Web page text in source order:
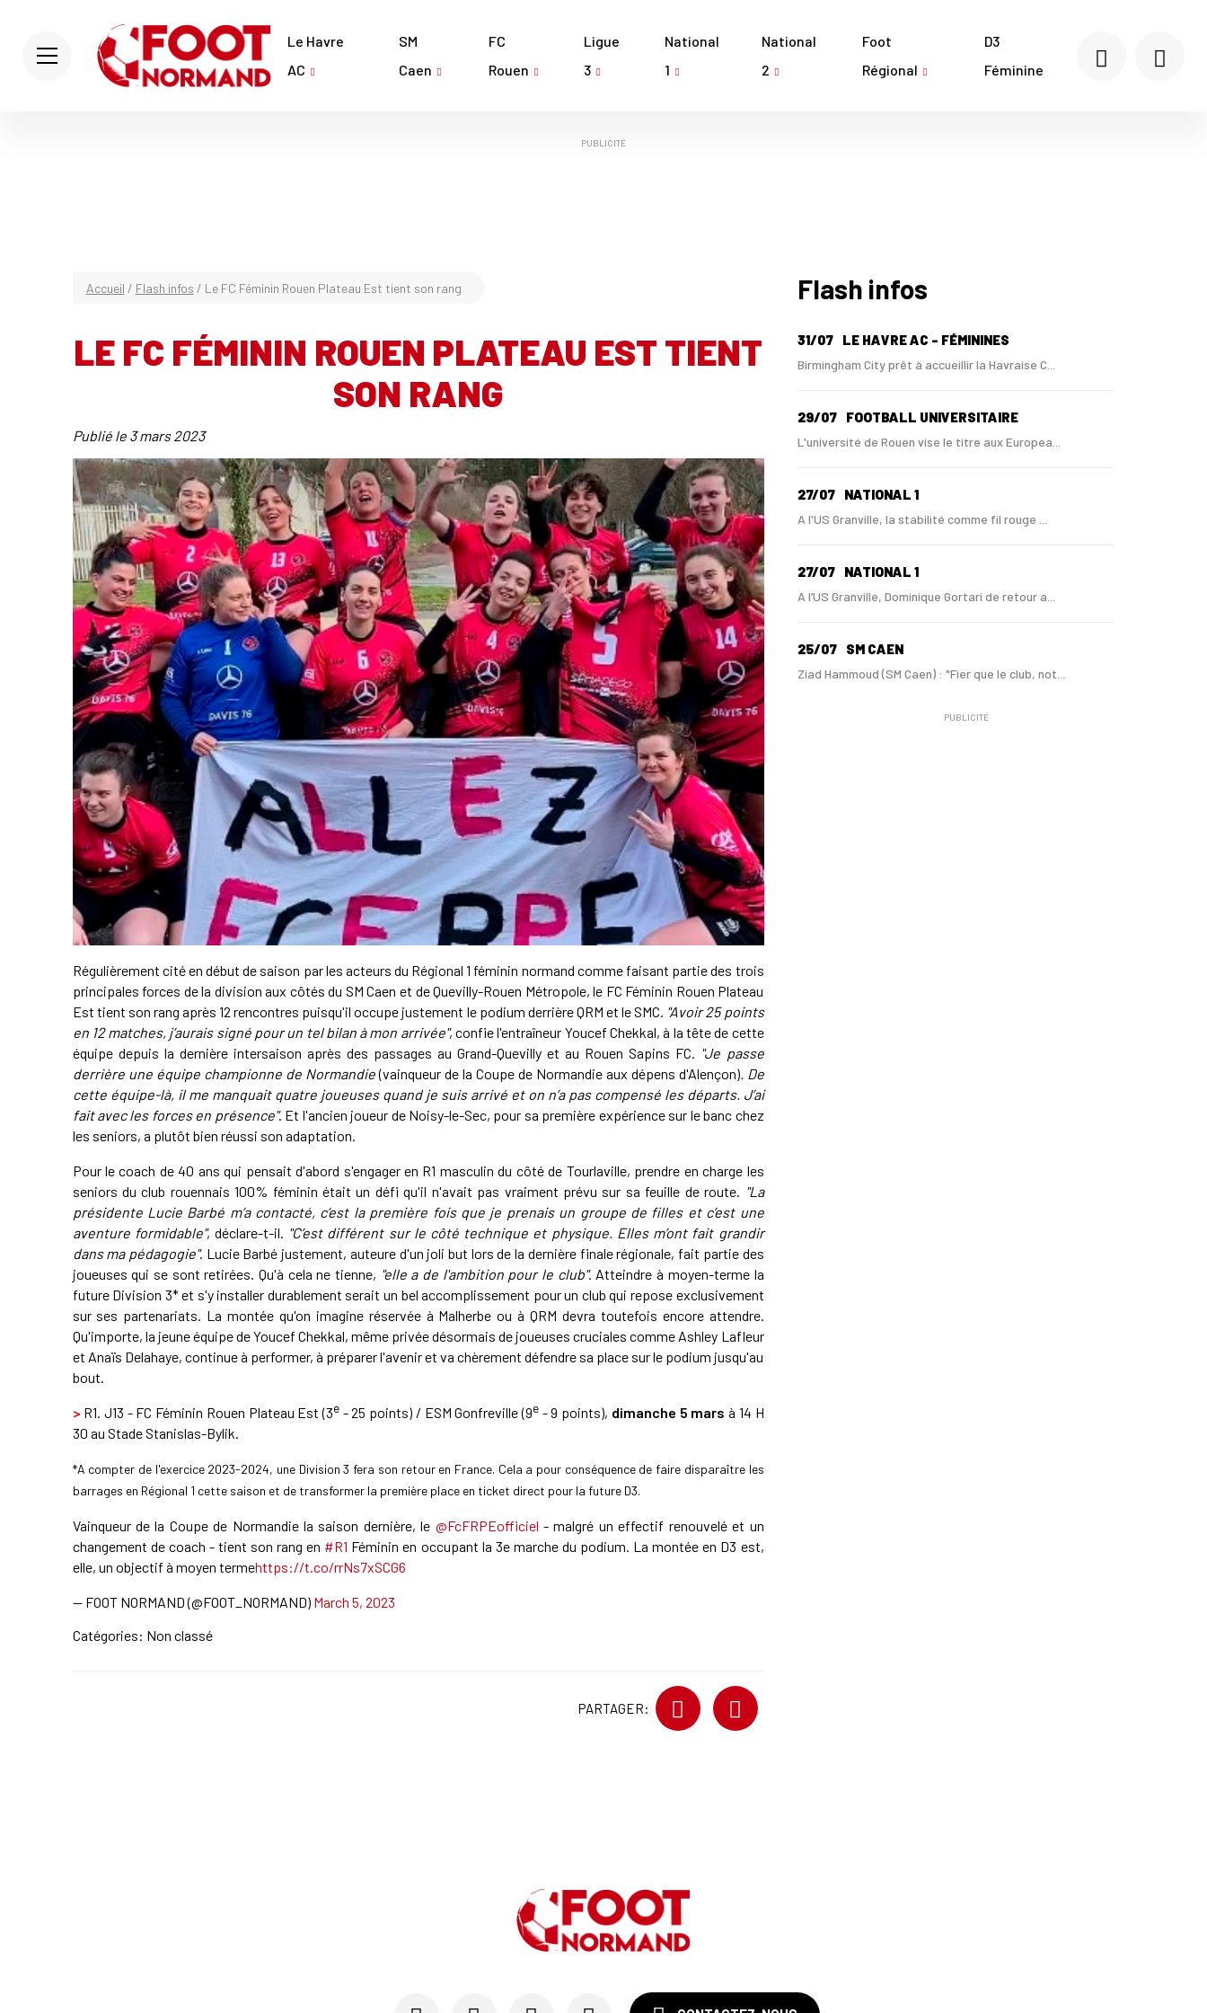
Le Havre
AC
SM
Caen
FC
Rouen
Ligue
3
National
1
National
2
Foot
Régional
D3
Féminine
PUBLICITÉ
Accueil / Flash infos / Le FC Féminin Rouen Plateau Est tient son rang
LE FC FÉMININ ROUEN PLATEAU EST TIENT
SON RANG
Publié le 3 mars 2023
Régulièrement cité en début de saison par les acteurs du Régional 1 féminin normand comme faisant partie des trois
principales forces de la division aux côtés du SM Caen et de Quevilly-Rouen Métropole, le FC Féminin Rouen Plateau
Est tient son rang après 12 rencontres puisqu'il occupe justement le podium derrière QRM et le SMC. "Avoir 25 points
en 12 matches, j’aurais signé pour un tel bilan à mon arrivée", confie l'entraîneur Youcef Chekkal, à la tête de cette
équipe depuis la dernière intersaison après des passages au Grand-Quevilly et au Rouen Sapins FC. "Je passe
derrière une équipe championne de Normandie(vainqueur de la Coupe de Normandie aux dépens d'Alençon). De
cette équipe-là, il me manquait quatre joueuses quand je suis arrivé et on n’a pas compensé les départs. J’ai
fait avec les forces en présence". Et l'ancien joueur de Noisy-le-Sec, pour sa première expérience sur le banc chez
les seniors, a plutôt bien réussi son adaptation.
Pour le coach de 40 ans qui pensait d'abord s'engager en R1 masculin du côté de Tourlaville, prendre en charge les
seniors du club rouennais 100% féminin était un défi qu'il n'avait pas vraiment prévu sur sa feuille de route. "La
présidente Lucie Barbé m’a contacté, c’est la première fois que je prenais un groupe de filles et c’est une
aventure formidable", déclare-t-il. "C’est différent sur le côté technique et physique. Elles m’ont fait grandir
dans ma pédagogie". Lucie Barbé justement, auteure d'un joli but lors de la dernière finale régionale, fait partie des
joueuses qui se sont retirées. Qu'à cela ne tienne, "elle a de l'ambition pour le club". Atteindre à moyen-terme la
future Division 3* et s'y installer durablement serait un bel accomplissement pour un club qui repose exclusivement
sur ses partenariats. La montée qu'on imagine réservée à Malherbe ou à QRM devra toutefois encore attendre.
Qu'importe, la jeune équipe de Youcef Chekkal, même privée désormais de joueuses cruciales comme Ashley Lafleur
et Anaïs Delahaye, continue à performer, à préparer l'avenir et va chèrement défendre sa place sur le podium jusqu'au
bout.
> R1. J13 - FC Féminin Rouen Plateau Est (3e- 25 points) / ESM Gonfreville (9e - 9 points), dimanche 5 mars à 14 H
30 au Stade Stanislas-Bylik.
*A compter de l'exercice 2023-2024, une Division 3 fera son retour en France. Cela a pour conséquence de faire disparaître les
barrages en Régional 1 cette saison et de transformer la première place en ticket direct pour la future D3.
Vainqueur de la Coupe de Normandie la saison dernière, le @FcFRPEofficiel - malgré un effectif renouvelé et un
changement de coach - tient son rang en #R1 Féminin en occupant la 3e marche du podium. La montée en D3 est,
elle, un objectif à moyen termehttps://t.co/rrNs7xSCG6
— FOOT NORMAND (@FOOT_NORMAND) March 5, 2023
Catégories: Non classé
PARTAGER:
Flash infos
31/07 LE HAVRE AC - FÉMININES
Birmingham City prêt à accueillir la Havraise C...
29/07 FOOTBALL UNIVERSITAIRE
L'université de Rouen vise le titre aux Europea...
27/07 NATIONAL 1
A l'US Granville, la stabilité comme fil rouge ...
27/07 NATIONAL 1
A l’US Granville, Dominique Gortari de retour a...
25/07 SM CAEN
Ziad Hammoud (SM Caen) : "Fier que le club, not...
SM CAEN - MERCATO
PUBLICITÉ